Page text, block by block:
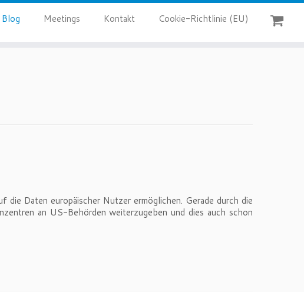
Blog Meetings Kontakt Cookie-Richtlinie (EU)
Daten europäischer Nutzer ermöglichen. Gerade durch die
an US-Behörden weiterzugeben und dies auch schon